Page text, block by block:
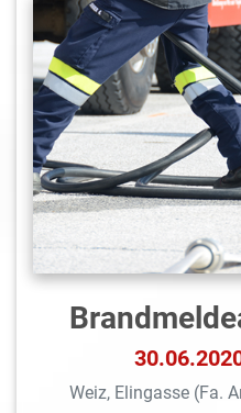
Weiz, Elingasse (Fa.